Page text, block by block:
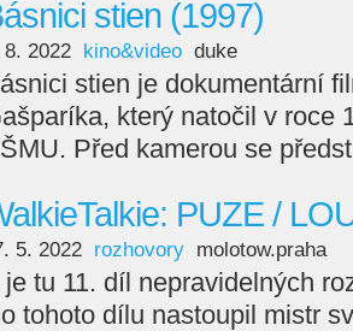
stien (1997)
8. 2022 kino&video duke
stien je dokumentární
který natočil v roce
Před kamerou se
PUZE /
5. 2022 rozhovory molotow.praha
je tu 11. díl nepravidelných
tohoto dílu nastoupil mistr